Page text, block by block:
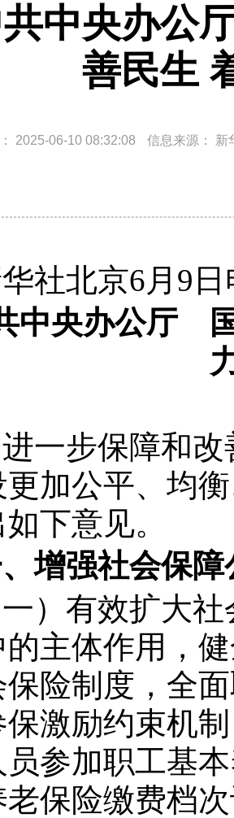
中央办公
善民生
2025-06-10 08:32:08 信息来源： 新
社北京6月9日
中央办公厅
一步保障和
更加公平、均
下意见。
增强社会保障
一）有效扩大
的主体作用，
保险制度，全
保激励约束机
员参加职工基
老保险缴费档